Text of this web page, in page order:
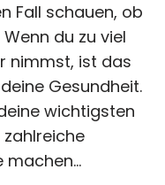
Fall schauen, ob
du zu viel
nimmst, ist das
Gesundheit.
wichtigsten
machen…